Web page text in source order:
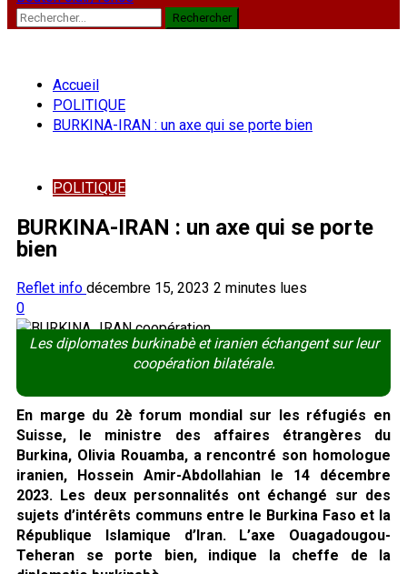
Rechercher :
Accueil
POLITIQUE
BURKINA-IRAN : un axe qui se porte bien
POLITIQUE
BURKINA-IRAN : un axe qui se porte
bien
Reflet info décembre 15, 2023 2 minutes lues
0
Les diplomates burkinabè et iranien échangent sur leur
coopération bilatérale.
En marge du 2è forum mondial sur les réfugiés en
Suisse, le ministre des affaires étrangères du
Burkina, Olivia Rouamba, a rencontré son homologue
iranien, Hossein Amir-Abdollahian le 14 décembre
2023. Les deux personnalités ont échangé sur des
sujets d’intérêts communs entre le Burkina Faso et la
République Islamique d’Iran. L’axe Ouagadougou-
Teheran se porte bien, indique la cheffe de la